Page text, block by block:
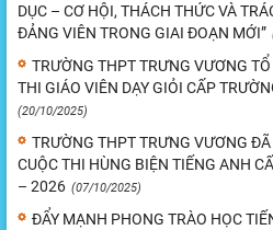
DỤC – CƠ HỘI, THÁCH THỨC VÀ
ĐẢNG VIÊN TRONG GIAI ĐOẠN MỚI”
TRƯỜNG THPT TRƯNG VƯƠNG
THI GIÁO VIÊN DẠY GIỎI CẤP
(20/10/2025)
TRƯỜNG THPT TRƯNG VƯƠNG
CUỘC THI HÙNG BIỆN TIẾNG ANH
– 2026 (07/10/2025)
ĐẨY MẠNH PHONG TRÀO HỌC